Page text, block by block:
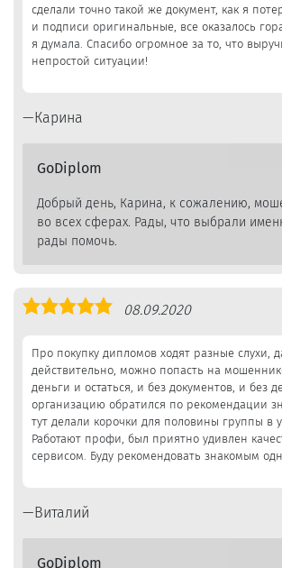
сделали точно такой же документ, как я
и подписи оригинальные, все оказалось
я думала. Спасибо огромное за то, что
непростой ситуации!
Карина
GoDiplom
Добрый день, Карина, к сожалению,
во всех сферах. Рады, что выбрали
рады помочь.
Оценка
08.09.2020
Про покупку дипломов ходят разные слухи,
действительно, можно попасть на
деньги и остаться, и без документов, и без
организацию обратился по рекомендации
тут делали корочки для половины группы в
Работают профи, был приятно удивлен
сервисом. Буду рекомендовать знакомым
Виталий
GoDiplom